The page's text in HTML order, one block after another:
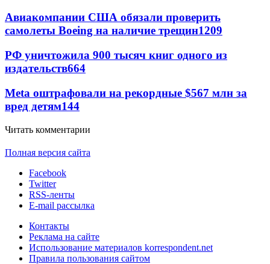
Авиакомпании США обязали проверить
самолеты Boeing на наличие трещин1209
РФ уничтожила 900 тысяч книг одного из
издательств664
Meta оштрафовали на рекордные $567 млн за
вред детям144
Читать комментарии
Полная версия сайта
Facebook
Twitter
RSS-ленты
E-mail рассылка
Контакты
Реклама на сайте
Использование материалов korrespondent.net
Правила пользования сайтом